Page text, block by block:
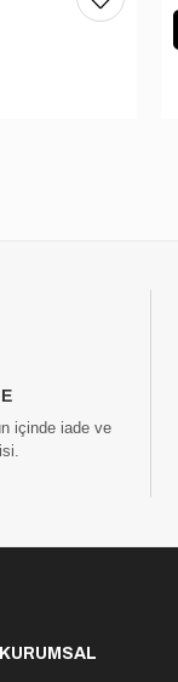
içinde iade ve
KURUMSAL